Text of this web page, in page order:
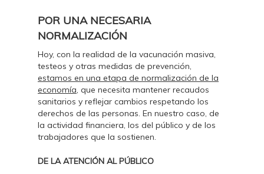
POR UNA NECESARIA
NORMALIZACIÓN
Hoy, con la realidad de la vacunación masiva,
testeos y otras medidas de prevención,
estamos en una etapa de normalización de la
economía, que necesita mantener recaudos
sanitarios y reflejar cambios respetando los
derechos de las personas. En nuestro caso, de
la actividad financiera, los del público y de los
trabajadores que la sostienen.
DE LA ATENCIÓN AL PÚBLICO